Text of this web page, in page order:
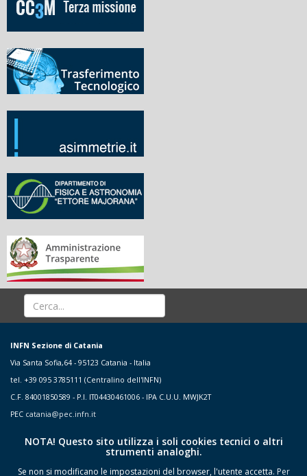
INFN Sezione di Catania
Via Santa Sofia,64 - 95123 Catania - Italia
tel. +39 095 3785111 (Centralino dell'INFN)
C.F. 84001850589 - P.I. IT04430461006 - IPA C.U.U. MWJK2T
PEC catania@pec.infn.it
NOTA! Questo sito utilizza i soli cookies tecnici o altri
strumenti analoghi.
Se non si modificano le impostazioni del browser, l'utente accetta. Per